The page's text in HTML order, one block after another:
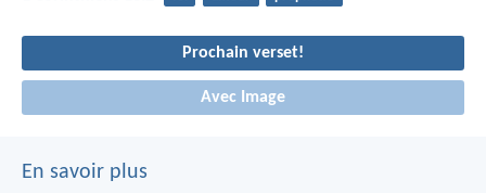
Prochain verset!
Avec Image
En savoir plus